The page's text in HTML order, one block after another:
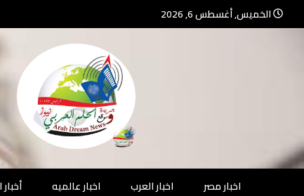
الخميس, أغسطس 6, 2026
جريدة مستقلة – صحافة تضيئ لك
اخبار مصر
اخبار العرب اخبار عالميه